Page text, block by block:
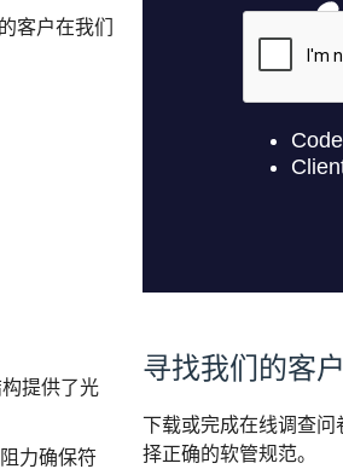
客户在我们
提供了光
力确保符
寻找我们的客
下载或完成在线调查问
择正确的软管规范。